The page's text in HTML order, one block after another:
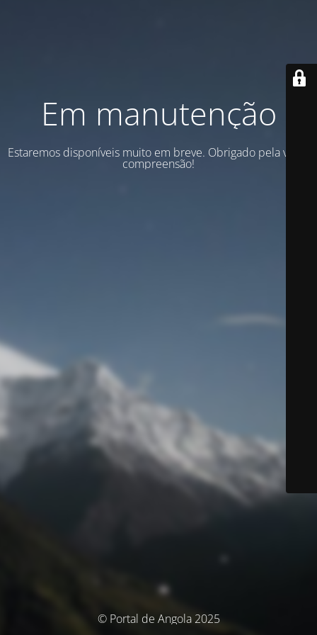
Em manutenção
Estaremos disponíveis muito em breve. Obrigado pela vossa
compreensão!
© Portal de Angola 2025